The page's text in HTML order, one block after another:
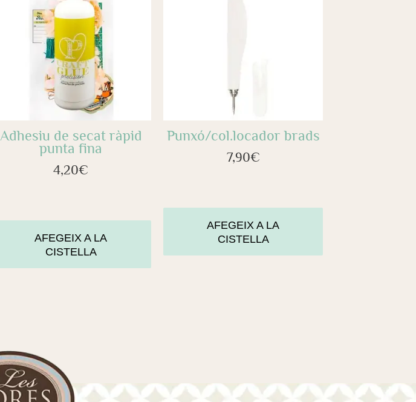
Adhesiu de secat ràpid
punta fina
4,20€
AFEGEIX A LA
CISTELLA
Punxó/col.locador brads
7,90€
AFEGEIX A LA
CISTELLA